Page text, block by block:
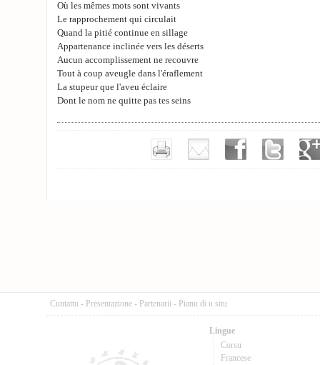
Où les mêmes mots sont vivants
Le rapprochement qui circulait
Quand la pitié continue en sillage
Appartenance inclinée vers les déserts
Aucun accomplissement ne recouvre
Tout à coup aveugle dans l'éraflement
La stupeur que l'aveu éclaire
Dont le nom ne quitte pas tes seins
Cuntattu - Presentazione - Partenarii - Pianu di u situ
Lingue
Corsu
Francese